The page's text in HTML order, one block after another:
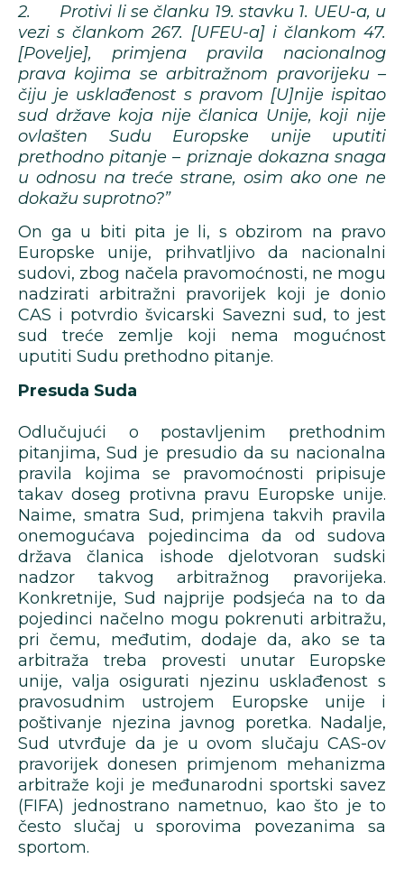
2. Protivi li se članku 19. stavku 1. UEU-a, u
vezi s člankom 267. [UFEU-a] i člankom 47.
[Povelje], primjena pravila nacionalnog
prava kojima se arbitražnom pravorijeku –
čiju je usklađenost s pravom [U]nije ispitao
sud države koja nije članica Unije, koji nije
ovlašten Sudu Europske unije uputiti
prethodno pitanje – priznaje dokazna snaga
u odnosu na treće strane, osim ako one ne
dokažu suprotno?”
On ga u biti pita je li, s obzirom na pravo
Europske unije, prihvatljivo da nacionalni
sudovi, zbog načela pravomoćnosti, ne mogu
nadzirati arbitražni pravorijek koji je donio
CAS i potvrdio švicarski Savezni sud, to jest
sud treće zemlje koji nema mogućnost
uputiti Sudu prethodno pitanje.
Presuda Suda
Odlučujući o postavljenim prethodnim
pitanjima, Sud je presudio da su nacionalna
pravila kojima se pravomoćnosti pripisuje
takav doseg protivna pravu Europske unije.
Naime, smatra Sud, primjena takvih pravila
onemogućava pojedincima da od sudova
država članica ishode djelotvoran sudski
nadzor takvog arbitražnog pravorijeka.
Konkretnije, Sud najprije podsjeća na to da
pojedinci načelno mogu pokrenuti arbitražu,
pri čemu, međutim, dodaje da, ako se ta
arbitraža treba provesti unutar Europske
unije, valja osigurati njezinu usklađenost s
pravosudnim ustrojem Europske unije i
poštivanje njezina javnog poretka. Nadalje,
Sud utvrđuje da je u ovom slučaju CAS-ov
pravorijek donesen primjenom mehanizma
arbitraže koji je međunarodni sportski savez
(FIFA) jednostrano nametnuo, kao što je to
često slučaj u sporovima povezanima sa
sportom.